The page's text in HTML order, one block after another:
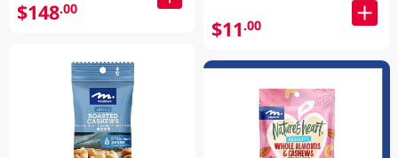
$148.00
$11.00